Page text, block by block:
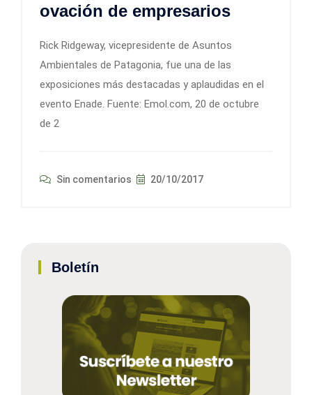
ovación de empresarios
Rick Ridgeway, vicepresidente de Asuntos
Ambientales de Patagonia, fue una de las
exposiciones más destacadas y aplaudidas en el
evento Enade. Fuente: Emol.com, 20 de octubre
de 2
Sin comentarios 20/10/2017
Boletín